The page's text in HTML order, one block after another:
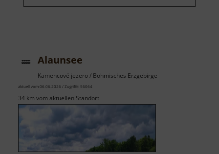
Alaunsee
Kamencové jezero / Böhmisches Erzgebirge
aktuell vom 06.06.2026 / Zugriffe: 56064
34 km vom aktuellen Standort